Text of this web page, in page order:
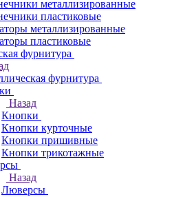
металлизированные
пластиковые
металлизированные
пластиковые
фурнитура
фурнитура
Назад
Кнопки
Кнопки курточные
Кнопки пришивные
Кнопки трикотажные
Назад
Люверсы